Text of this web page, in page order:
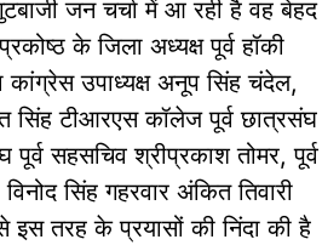
जन चर्चा में आ रही है वह बेहद
के जिला अध्यक्ष पूर्व हॉकी
कांग्रेस उपाध्यक्ष अनूप सिंह चंदेल,
सिंह टीआरएस कॉलेज पूर्व छात्रसंघ
सहसचिव श्रीप्रकाश तोमर, पूर्व
सिंह गहरवार अंकित तिवारी
तरह के प्रयासों की निंदा की है